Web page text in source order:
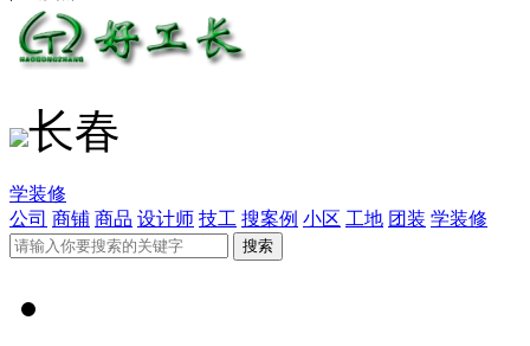
长春
学装修
公司 商铺 商品 设计师 技工 搜案例 小区 工地 团装 学装修